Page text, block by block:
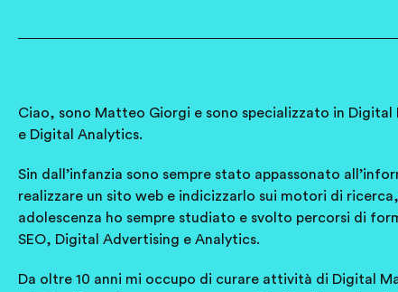
Ciao, sono Matteo Giorgi e sono specializzato in
e Digital Analytics.
Sin dall’infanzia sono sempre stato appassonato
realizzare un sito web e indicizzarlo sui motori di
adolescenza ho sempre studiato e svolto percorsi di
SEO, Digital Advertising e Analytics.
Da oltre 10 anni mi occupo di curare attività di Digital